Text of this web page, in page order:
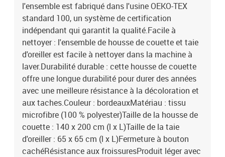
l'ensemble est fabriqué dans l'usine OEKO-TEX
standard 100, un système de certification
indépendant qui garantit la qualité.Facile à
nettoyer : l'ensemble de housse de couette et taie
d'oreiller est facile à nettoyer dans la machine à
laver.Durabilité durable : cette housse de couette
offre une longue durabilité pour durer des années
avec une meilleure résistance à la décoloration et
aux taches.Couleur : bordeauxMatériau : tissu
microfibre (100 % polyester)Taille de la housse de
couette : 140 x 200 cm (l x L)Taille de la taie
d'oreiller : 65 x 65 cm (l x L)Fermeture à bouton
cachéRésistance aux froissuresProduit léger avec